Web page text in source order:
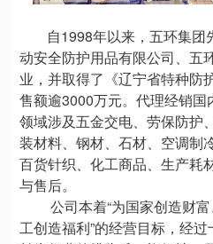
自1998年以来，五环集团
动安全防护用品有限公司、五
业，并取得了《辽宁省特种防
售额逾3000万元。代理经销
领域涉及五金交电、劳保防护
装材料、钢材、石材、空调制
百货针织、化工商品、生产耗
与售后。
公司本着“为国家创造财
工创造福利”的经营目标，经